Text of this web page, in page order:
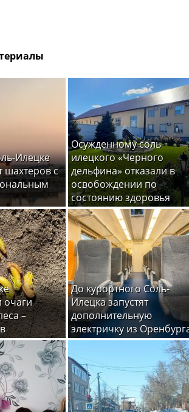
Илецке
шахтеров с
Осужденному соль-
илецкого «Черного
дельфина» отказали в
освобождении по
состоянию здоровья
очаги
–
До курортного Соль-
Илецка запустят
дополнительную
электричку из